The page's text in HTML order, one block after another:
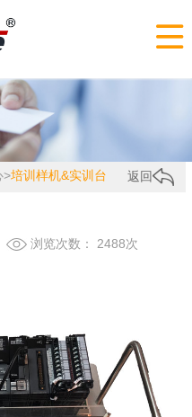

>培训样机&实训台 返回
浏览次数： 2488次